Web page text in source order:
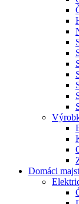
Domáci